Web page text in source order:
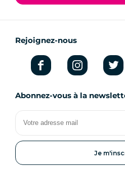
Rejoignez-nous
Abonnez-vous à la
Votre
adresse
mail